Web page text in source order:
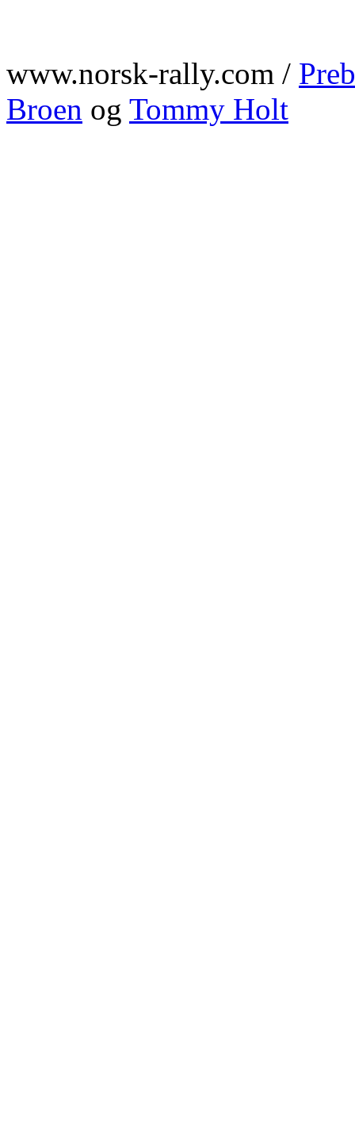
www.norsk-rally.com /
Broen og Tommy Holt